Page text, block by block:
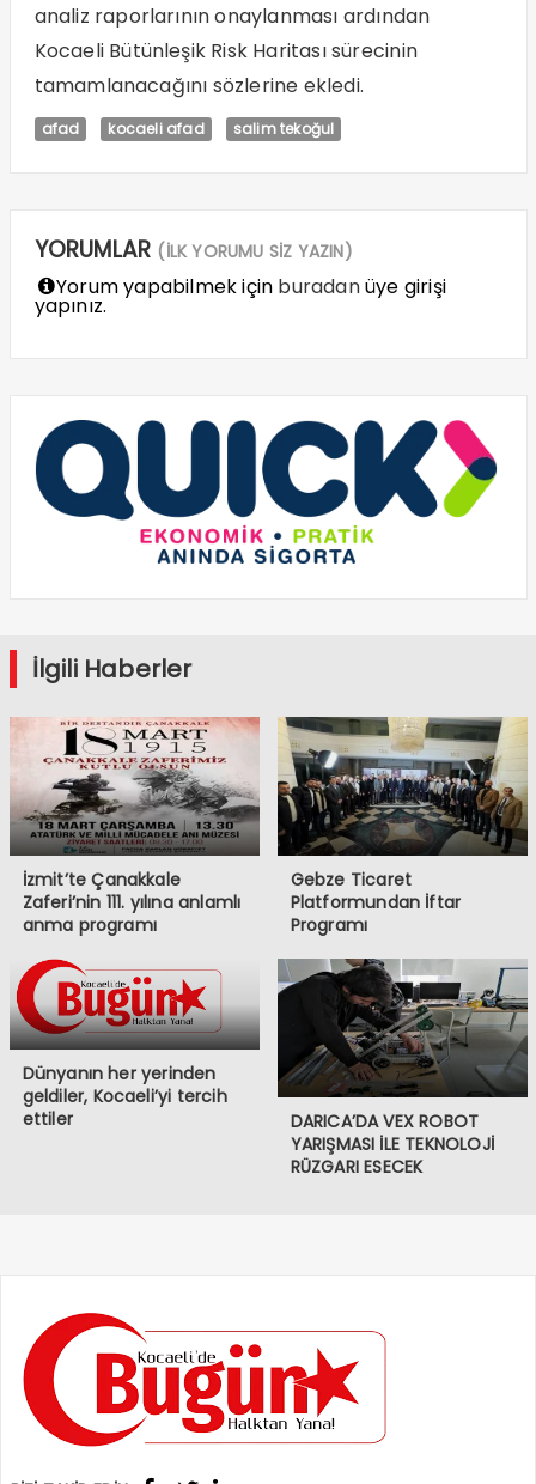
analiz raporlarının onaylanması ardından
Kocaeli Bütünleşik Risk Haritası sürecinin
tamamlanacağını sözlerine ekledi.
afad kocaeli afad salim tekoğul
YORUMLAR (İLK YORUMU SİZ YAZIN)
Yorum yapabilmek için buradanüye girişi
yapınız.
İlgili Haberler
İzmit’te Çanakkale
Zaferi’nin 111. yılına anlamlı
anma programı
Gebze Ticaret
Platformundan İftar
Programı
Dünyanın her yerinden
geldiler, Kocaeli’yi tercih
ettiler
DARICA’DA VEX ROBOT
YARIŞMASI İLE TEKNOLOJİ
RÜZGARI ESECEK